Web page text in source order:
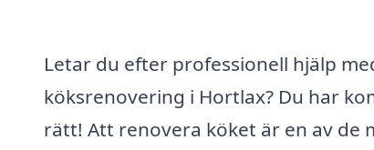
Letar du efter professionell hjälp
köksrenovering i Hortlax? Du har
rätt! Att renovera köket är en av de